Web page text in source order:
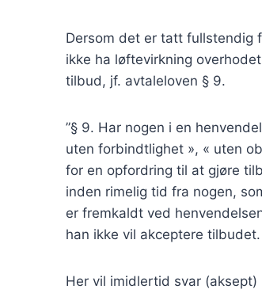
Dersom det er tatt fullstendig
ikke ha løftevirkning
tilbud, jf. avtaleloven § 9.
”§ 9. Har nogen i en
uten forbindtlighet », « uten
for en opfordring til at gjøre
inden rimelig tid fra nogen,
er fremkaldt ved
han ikke vil akceptere
Her vil imidlertid svar